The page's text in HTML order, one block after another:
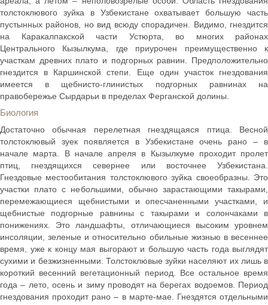
толстоклювого зуйка в Узбекистане охватывает большую часть
пустынных районов, но вид всюду спорадичен. Видимо, гнездится
на Каракалпакской части Устюрта, во многих районах
Центрального Кызылкума, где приурочен преимущественно к
участкам древних плато и подгорных равнин. Предположительно
гнездится в Каршинской степи. Еще один участок гнездования
имеется в щебнисто-глинистых подгорных равнинах на
правобережье Сырдарьи в пределах Ферганской долины.
Биология
Достаточно обычная перелетная гнездящаяся птица. Весной
толстоклювый зуек появляется в Узбекистане очень рано – в
начале марта. В начале апреля в Кызылкуме проходит пролет
птиц, гнездящихся севернее или восточнее Узбекистана.
Гнездовые местообитания толстоклювого зуйка своеобразны. Это
участки плато с небольшими, обычно зарастающими такырами,
перемежающиеся щебнистыми и опесчаненными участками, и
щебнистые подгорные равнины с такырами и солончаками в
понижениях. Это ландшафты, отличающиеся высоким уровнем
инсоляции, зеленые и относительно обильные жизнью в весеннее
время, уже к концу мая выгорают и большую часть года выглядят
сухими и безжизненными. Толстоклювые зуйки населяют их лишь в
короткий весенний вегетационный период. Все остальное время
года – лето, осень и зиму проводят на берегах водоемов. Период
гнездования проходит рано – в марте-мае. Гнездятся отдельными